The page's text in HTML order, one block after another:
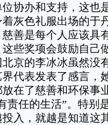
协办和支持，这也
灰色礼服出场的于
善是每个人应该具
些奖项会鼓励自己
京的李冰冰虽然没
代表发表了感言，
在了慈善和环保事
责任的生活”。特别
入，就越是知道这